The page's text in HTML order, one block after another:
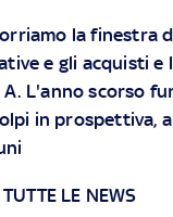
la finestra
e gli acquisti e
A. L'anno scorso
in prospettiva,
LE NEWS